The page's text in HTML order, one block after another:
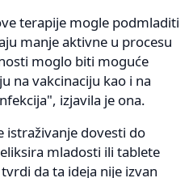
terapije mogle podmladiti
manje aktivne u procesu
moglo biti moguće
na vakcinaciju kao i na
izjavila je ona.
istraživanje dovesti do
mladosti ili tablete
da ta ideja nije izvan